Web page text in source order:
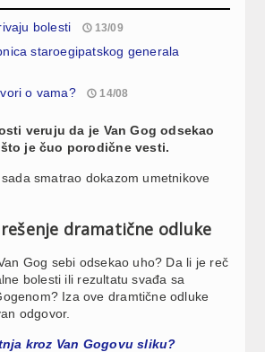
bolesti 13/09
staroegipatskog generala
o vama? 14/08
veruju da je Van Gog odsekao
je čuo porodične vesti.
smatrao dokazom umetnikove
dramatične odluke
Gog sebi odsekao uho? Da li je reč
bolesti ili rezultatu svađa sa
Iza ove dramtične odluke
odgovor.
kroz Van Gogovu sliku?